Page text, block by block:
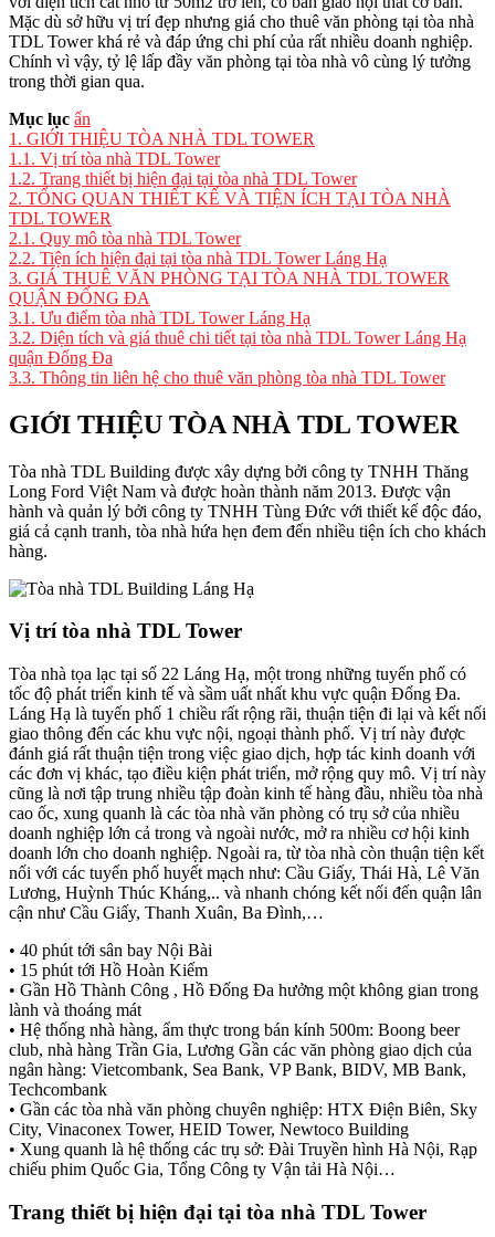
Mặc dù sở hữu vị trí đẹp nhưng giá cho thuê văn phòng tại tòa nhà
TDL Tower khá rẻ và đáp ứng chi phí của rất nhiều doanh nghiệp.
Chính vì vậy, tỷ lệ lấp đầy văn phòng tại tòa nhà vô cùng lý tưởng
trong thời gian qua.
Mục lục ẩn
1. GIỚI THIỆU TÒA NHÀ TDL TOWER
1.1. Vị trí tòa nhà TDL Tower
1.2. Trang thiết bị hiện đại tại tòa nhà TDL Tower
2. TỔNG QUAN THIẾT KẾ VÀ TIỆN ÍCH TẠI TÒA NHÀ
TDL TOWER
2.1. Quy mô tòa nhà TDL Tower
2.2. Tiện ích hiện đại tại tòa nhà TDL Tower Láng Hạ
3. GIÁ THUÊ VĂN PHÒNG TẠI TÒA NHÀ TDL TOWER
QUẬN ĐỐNG ĐA
3.1. Ưu điểm tòa nhà TDL Tower Láng Hạ
3.2. Diện tích và giá thuê chi tiết tại tòa nhà TDL Tower Láng Hạ
quận Đống Đa
3.3. Thông tin liên hệ cho thuê văn phòng tòa nhà TDL Tower
GIỚI THIỆU TÒA NHÀ TDL TOWER
Tòa nhà TDL Building được xây dựng bởi công ty TNHH Thăng
Long Ford Việt Nam và được hoàn thành năm 2013. Được vận
hành và quản lý bởi công ty TNHH Tùng Đức với thiết kế độc đáo,
giá cả cạnh tranh, tòa nhà hứa hẹn đem đến nhiều tiện ích cho khách
hàng.
Vị trí tòa nhà TDL Tower
Tòa nhà tọa lạc tại số 22 Láng Hạ, một trong những tuyến phố có
tốc độ phát triển kinh tế và sầm uất nhất khu vực quận Đống Đa.
Láng Hạ là tuyến phố 1 chiều rất rộng rãi, thuận tiện đi lại và kết nối
giao thông đến các khu vực nội, ngoại thành phố. Vị trí này được
đánh giá rất thuận tiện trong việc giao dịch, hợp tác kinh doanh với
các đơn vị khác, tạo điều kiện phát triển, mở rộng quy mô. Vị trí này
cũng là nơi tập trung nhiều tập đoàn kinh tế hàng đầu, nhiều tòa nhà
cao ốc, xung quanh là các tòa nhà văn phòng có trụ sở của nhiều
doanh nghiệp lớn cả trong và ngoài nước, mở ra nhiều cơ hội kinh
doanh lớn cho doanh nghiệp. Ngoài ra, từ tòa nhà còn thuận tiện kết
nối với các tuyến phố huyết mạch như: Cầu Giấy, Thái Hà, Lê Văn
Lương, Huỳnh Thúc Kháng,.. và nhanh chóng kết nối đến quận lân
cận như Cầu Giấy, Thanh Xuân, Ba Đình,…
• 40 phút tới sân bay Nội Bài
• 15 phút tới Hồ Hoàn Kiếm
• Gần Hồ Thành Công , Hồ Đống Đa hưởng một không gian trong
lành và thoáng mát
• Hệ thống nhà hàng, ẩm thực trong bán kính 500m: Boong beer
club, nhà hàng Trần Gia, Lương Gần các văn phòng giao dịch của
ngân hàng: Vietcombank, Sea Bank, VP Bank, BIDV, MB Bank,
Techcombank
• Gần các tòa nhà văn phòng chuyên nghiệp: HTX Điện Biên, Sky
City, Vinaconex Tower, HEID Tower, Newtoco Building
• Xung quanh là hệ thống các trụ sở: Đài Truyền hình Hà Nội, Rạp
chiếu phim Quốc Gia, Tổng Công ty Vận tải Hà Nội…
Trang thiết bị hiện đại tại tòa nhà TDL Tower